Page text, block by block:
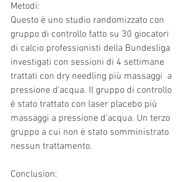
Metodi:
Questo è uno studio randomizzato con
gruppo di controllo fatto su 30 giocatori
di calcio professionisti della Bundesliga
investigati con sessioni di 4 settimane
trattati con dry needling più massaggi  a
pressione d'acqua. Il gruppo di controllo
è stato trattato con laser placebo più
massaggi a pressione d'acqua. Un terzo
gruppo a cui non è stato somministrato
nessun trattamento.
Conclusion: